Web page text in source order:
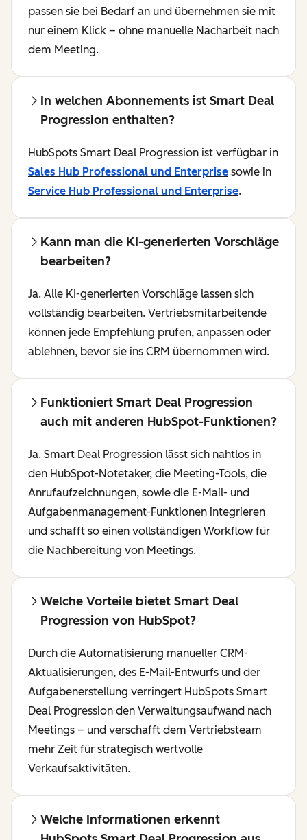
passen sie bei Bedarf an und übernehmen sie mit
nur einem Klick – ohne manuelle Nacharbeit nach
dem Meeting.
In welchen Abonnements ist Smart Deal
Progression enthalten?
HubSpots Smart Deal Progression ist verfügbar in
Sales Hub Professional und Enterprise sowie in
Service Hub Professional und Enterprise.
Kann man die KI-generierten Vorschläge
bearbeiten?
Ja. Alle KI-generierten Vorschläge lassen sich
vollständig bearbeiten. Vertriebsmitarbeitende
können jede Empfehlung prüfen, anpassen oder
ablehnen, bevor sie ins CRM übernommen wird.
Funktioniert Smart Deal Progression
auch mit anderen HubSpot-Funktionen?
Ja. Smart Deal Progression lässt sich nahtlos in
den HubSpot-Notetaker, die Meeting-Tools, die
Anrufaufzeichnungen, sowie die E-Mail- und
Aufgabenmanagement-Funktionen integrieren
und schafft so einen vollständigen Workflow für
die Nachbereitung von Meetings.
Welche Vorteile bietet Smart Deal
Progression von HubSpot?
Durch die Automatisierung manueller CRM-
Aktualisierungen, des E-Mail-Entwurfs und der
Aufgabenerstellung verringert HubSpots Smart
Deal Progression den Verwaltungsaufwand nach
Meetings – und verschafft dem Vertriebsteam
mehr Zeit für strategisch wertvolle
Verkaufsaktivitäten.
Welche Informationen erkennt